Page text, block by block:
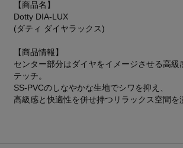
【商品名】
Dotty DIA-LUX
(ダティ ダイヤラックス)
【商品情報】
センター部分はダイヤをイメージさせる高級
テッチ。
SS-PVCのしなやかな生地でシワを抑え、
高級感と快適性を併せ持つリラックス空間を